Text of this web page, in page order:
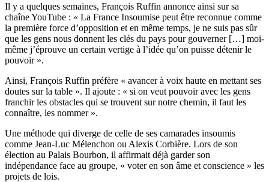
Il y a quelques semaines, François Ruffin annonce ainsi sur sa
chaîne YouTube : « La France Insoumise peut être reconnue comme
la première force d’opposition et en même temps, je ne suis pas sûr
que les gens nous donnent les clés du pays pour gouverner […] moi-
même j’éprouve un certain vertige à l’idée qu’on puisse détenir le
pouvoir ».
Ainsi, François Ruffin préfère « avancer à voix haute en mettant ses
doutes sur la table ». Il ajoute : « si on veut pouvoir avec les gens
franchir les obstacles qui se trouvent sur notre chemin, il faut les
connaître, les nommer ».
Une méthode qui diverge de celle de ses camarades insoumis
comme Jean-Luc Mélenchon ou Alexis Corbière. Lors de son
élection au Palais Bourbon, il affirmait déjà garder son
indépendance face au groupe, « voter en son âme et conscience » les
projets de lois.